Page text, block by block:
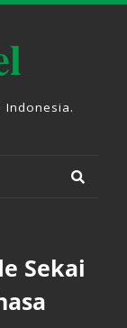
Indonesia.
Sekai